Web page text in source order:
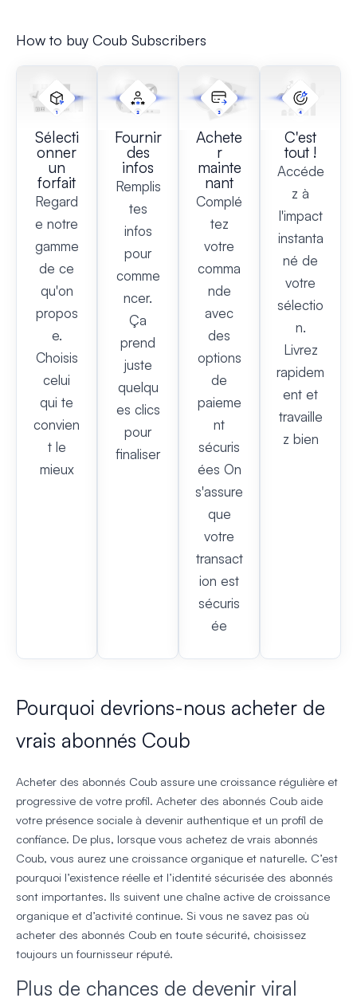
How to buy Coub Subscribers
Sélecti
onner
un
forfait
Regard
e notre
gamme
de ce
qu'on
propos
e.
Choisis
celui
qui te
convien
t le
mieux
Fournir
des
infos
Remplis
tes
infos
pour
comme
ncer.
Ça
prend
juste
quelqu
es clics
pour
finaliser
Achete
r
mainte
nant
Complé
tez
votre
comma
nde
avec
des
options
de
paieme
nt
sécuris
ées On
s'assure
que
votre
transact
ion est
sécuris
ée
C'est
tout !
Accéde
z à
l'impact
instanta
né de
votre
sélectio
n.
Livrez
rapidem
ent et
travaille
z bien
Pourquoi devrions-nous acheter de
vrais abonnés Coub
Acheter des abonnés Coub assure une croissance régulière et
progressive de votre profil. Acheter des abonnés Coub aide
votre présence sociale à devenir authentique et un profil de
confiance. De plus, lorsque vous achetez de vrais abonnés
Coub, vous aurez une croissance organique et naturelle. C’est
pourquoi l’existence réelle et l’identité sécurisée des abonnés
sont importantes. Ils suivent une chaîne active de croissance
organique et d’activité continue. Si vous ne savez pas où
acheter des abonnés Coub en toute sécurité, choisissez
toujours un fournisseur réputé.
Plus de chances de devenir viral